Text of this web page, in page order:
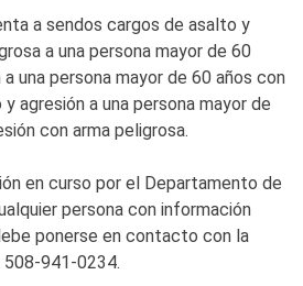
a sendos cargos de asalto y
a una persona mayor de 60
una persona mayor de 60 años con
agresión a una persona mayor de
con arma peligrosa.
en curso por el Departamento de
persona con información
ponerse en contacto con la
941-0234.